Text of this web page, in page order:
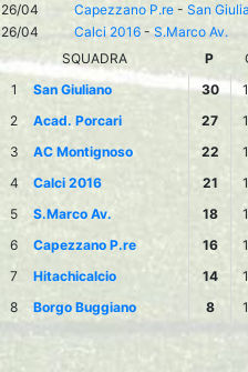
26/04
Capezzano P.re - San
26/04
Calci 2016 -S.Marco Av.
SQUADRA
P
1
San Giuliano 30
2
Acad. Porcari 27
3
AC Montignoso 22
4
Calci 2016 21
5
S.Marco Av. 18
6
Capezzano P.re 16
7
Hitachicalcio 14
8
Borgo Buggiano 8